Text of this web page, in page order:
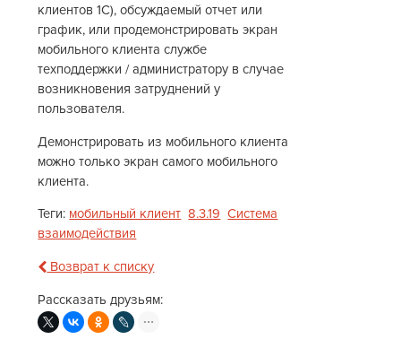
клиентов 1С), обсуждаемый отчет или
график, или продемонстрировать экран
мобильного клиента службе
техподдержки / администратору в случае
возникновения затруднений у
пользователя.
Демонстрировать из мобильного клиента
можно только экран самого мобильного
клиента.
Теги: мобильный клиент 8.3.19 Система
взаимодействия
Возврат к списку
Рассказать друзьям: